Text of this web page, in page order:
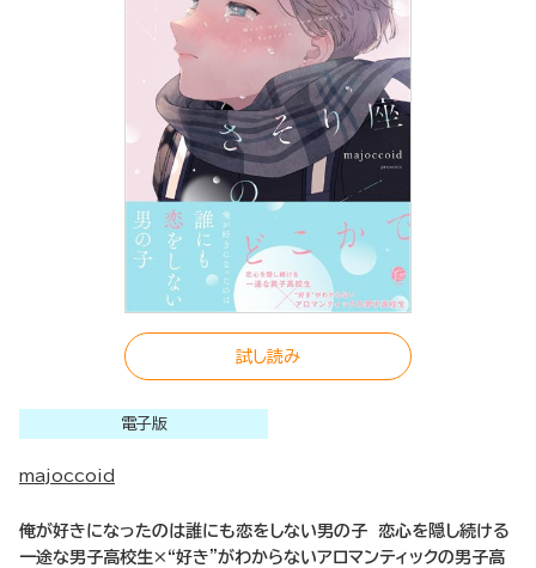
試し読み
電子版
majoccoid
俺が好きになったのは誰にも恋をしない男の子 恋心を隠し続ける
一途な男子高校生×“好き”がわからないアロマンティックの男子高